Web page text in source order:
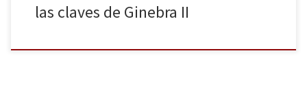
las claves de Ginebra II